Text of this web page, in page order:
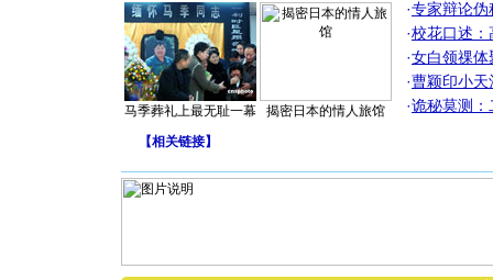
马季葬礼上最无耻一幕 揭密日本的情人旅馆
·专家辩论伪
·校花口述：
·女白领祼体
·曹颖印小天
·诡秘莫测：
【相关链接】
能正大光